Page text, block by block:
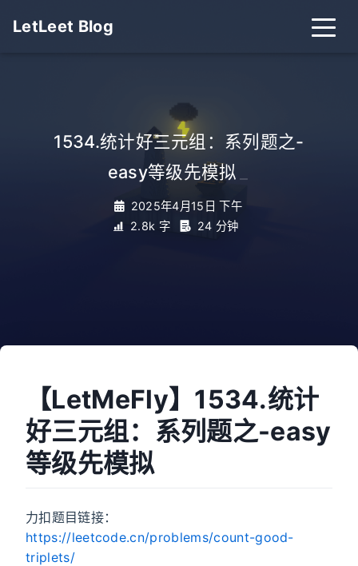
LetLeet Blog
1534.统计好三元组：系列题之-
easy等级先模拟
2025年4月15日 下午
2.8k 字
24 分钟
【LetMeFly】1534.统计
好三元组：系列题之-easy
等级先模拟
力扣题目链接：
https://leetcode.cn/problems/count-good-
triplets/